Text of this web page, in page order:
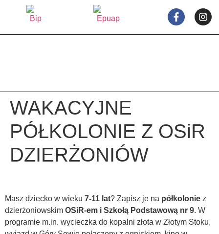
WAKACYJNE
PÓŁKOLONIE Z OSiR
DZIERŻONIÓW
Masz dziecko w wieku 7-11 lat? Zapisz je na półkolonie z
dzierżoniowskim OSiR-em i Szkołą Podstawową nr 9. W
programie m.in. wycieczka do kopalni złota w Złotym Stoku,